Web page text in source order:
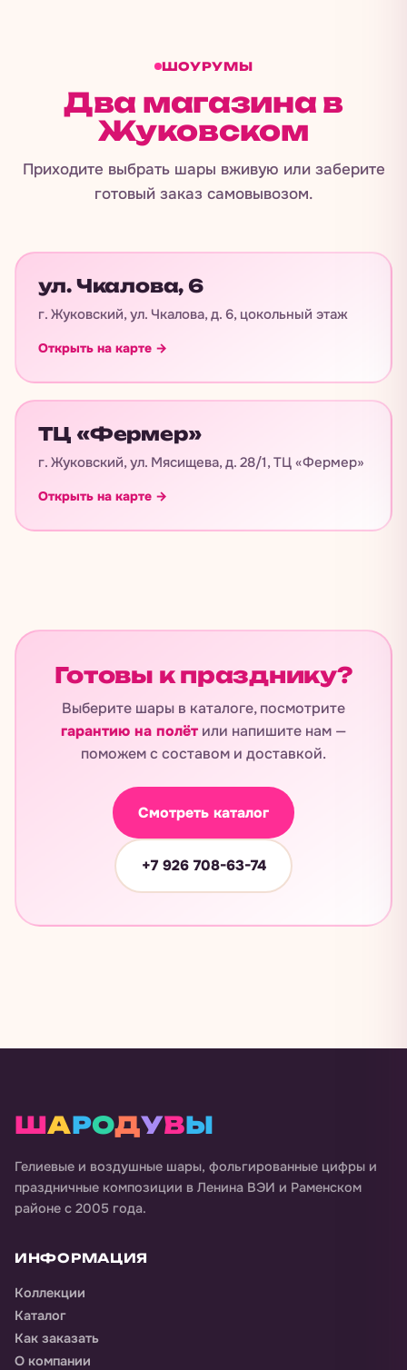
ШОУРУМЫ
Два магазина в
Жуковском
Приходите выбрать шары вживую или заберите
готовый заказ самовывозом.
ул. Чкалова, 6
г. Жуковский, ул. Чкалова, д. 6, цокольный этаж
Открыть на карте →
ТЦ «Фермер»
г. Жуковский, ул. Мясищева, д. 28/1, ТЦ «Фермер»
Открыть на карте →
Готовы к празднику?
Выберите шары в каталоге, посмотрите
гарантию на полёт или напишите нам —
поможем с составом и доставкой.
Смотреть каталог
+7 926 708-63-74
ШАРОДУВЫ
Гелиевые и воздушные шары, фольгированные цифры и
праздничные композиции в Ленина ВЭИ и Раменском
районе с 2005 года.
ИНФОРМАЦИЯ
Коллекции
Каталог
Как заказать
О компании